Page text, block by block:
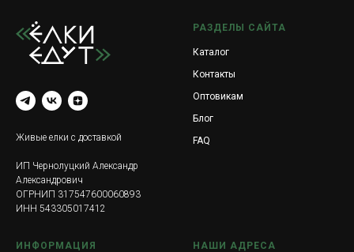
Живые елки с доставкой
ИП Чернолуцкий Александр
Александрович
ОГРНИП 317547600060893
ИНН 543305017412
РАЗДЕЛЫ САЙТА
Каталог
Контакты
Оптовикам
Блог
FAQ
ИНФОРМАЦИЯ НАШИ АДРЕСА